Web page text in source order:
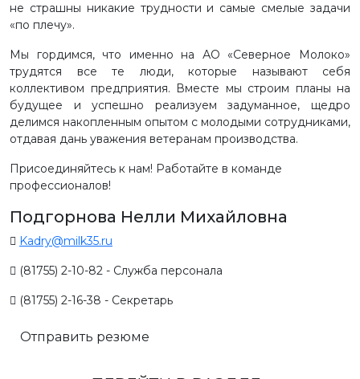
не страшны никакие трудности и самые смелые задачи
«по плечу».
Мы гордимся, что именно на АО «Северное Молоко»
трудятся все те люди, которые называют себя
коллективом предприятия. Вместе мы строим планы на
будущее и успешно реализуем задуманное, щедро
делимся накопленным опытом с молодыми сотрудниками,
отдавая дань уважения ветеранам производства.
Присоединяйтесь к нам! Работайте в команде
профессионалов!
Подгорнова Нелли Михайловна
Kadry@milk35.ru
(81755) 2-10-82 - Служба персонала
(81755) 2-16-38 - Секретарь
Отправить резюме